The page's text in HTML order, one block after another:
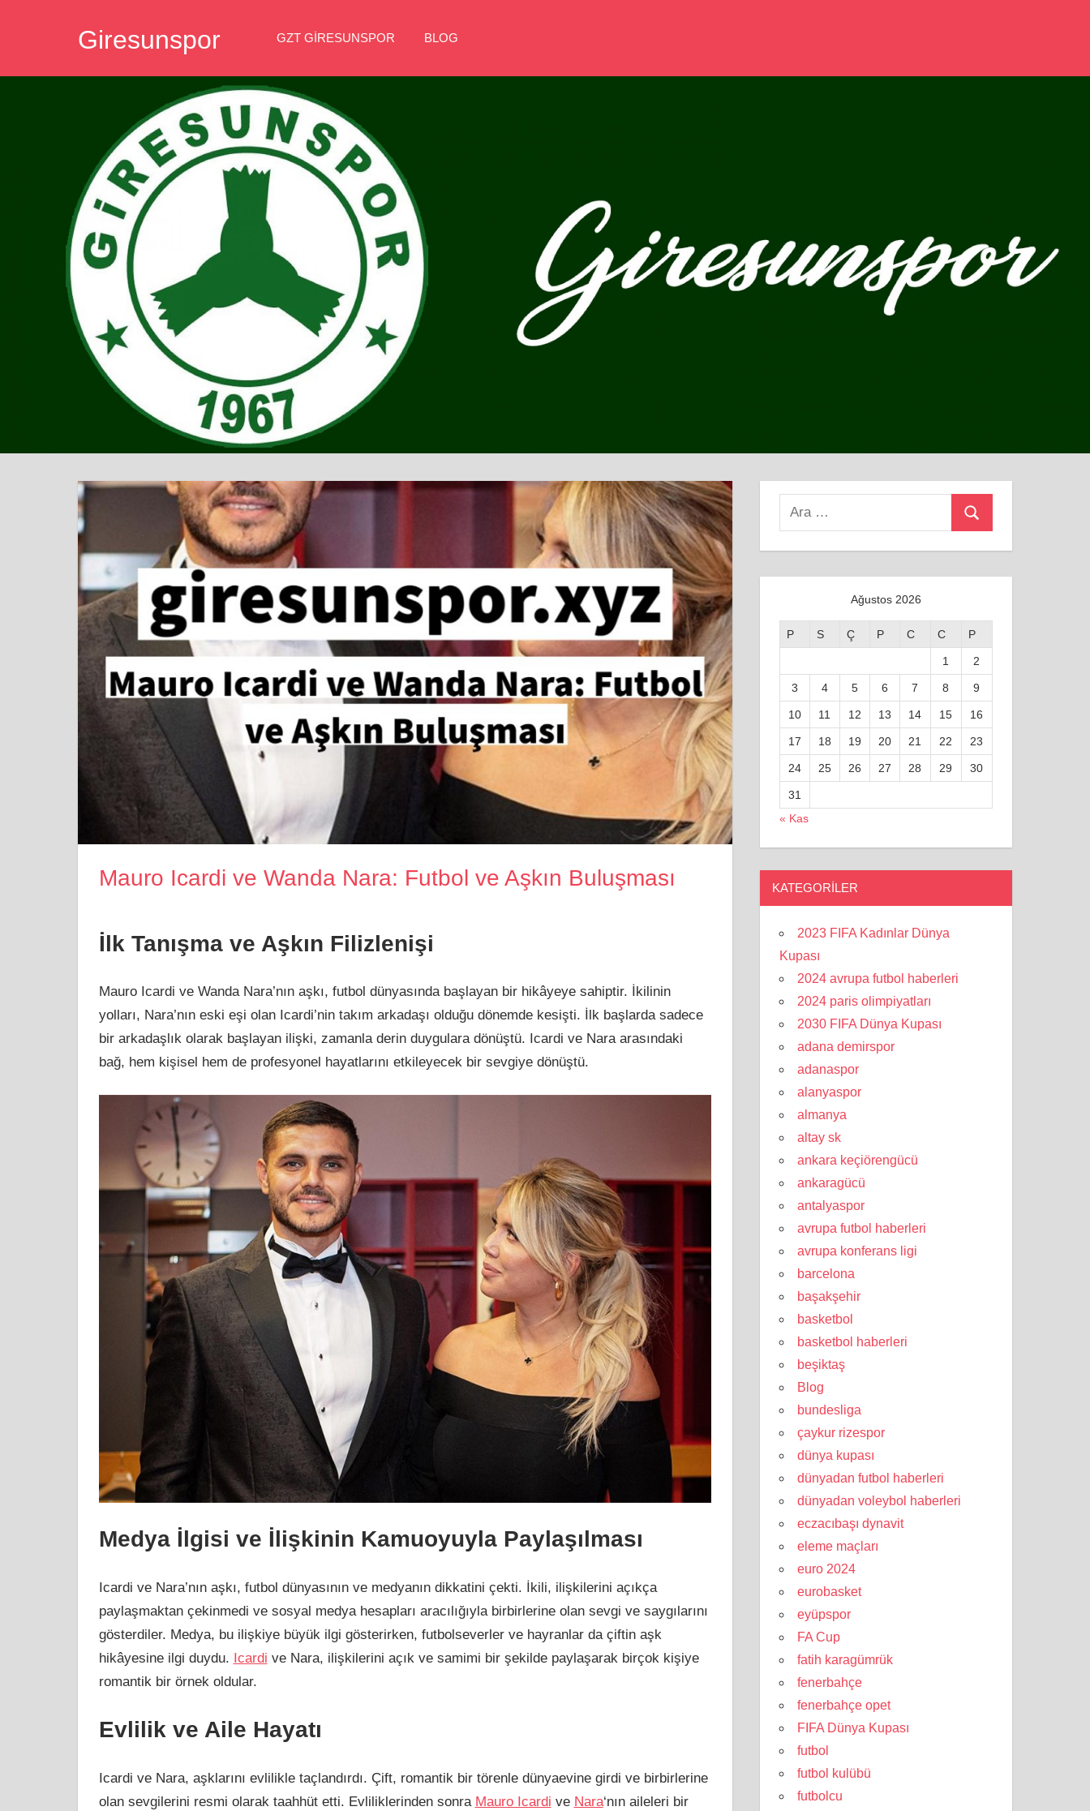
Giresunspor GZT GIRESUNSPOR BLOG
Mauro Icardi ve Wanda Nara: Futbol ve Aşkın Buluşması
İlk Tanışma ve Aşkın Filizlenişi
Mauro Icardi ve Wanda Nara’nın aşkı, futbol dünyasında başlayan bir hikâyeye sahiptir. İkilinin
yolları, Nara’nın eski eşi olan Icardi’nin takım arkadaşı olduğu dönemde kesişti. İlk başlarda sadece
bir arkadaşlık olarak başlayan ilişki, zamanla derin duygulara dönüştü. Icardi ve Nara arasındaki
bağ, hem kişisel hem de profesyonel hayatlarını etkileyecek bir sevgiye dönüştü.
Medya İlgisi ve İlişkinin Kamuoyuyla Paylaşılması
Icardi ve Nara’nın aşkı, futbol dünyasının ve medyanın dikkatini çekti. İkili, ilişkilerini açıkça
paylaşmaktan çekinmedi ve sosyal medya hesapları aracılığıyla birbirlerine olan sevgi ve saygılarını
gösterdiler. Medya, bu ilişkiye büyük ilgi gösterirken, futbolseverler ve hayranlar da çiftin aşk
hikâyesine ilgi duydu. Icardi ve Nara, ilişkilerini açık ve samimi bir şekilde paylaşarak birçok kişiye
romantik bir örnek oldular.
Evlilik ve Aile Hayatı
Icardi ve Nara, aşklarını evlilikle taçlandırdı. Çift, romantik bir törenle dünyaevine girdi ve birbirlerine
olan sevgilerini resmi olarak taahhüt etti. Evliliklerinden sonra Mauro Icardi ve Nara‘nın aileleri bir
Search
Ara
Ağustos 2026
P S Ç P C C P
1 2
3 4 5 6 7 8 9
10 11 12 13 14 15 16
17 18 19 20 21 22 23
24 25 26 27 28 29 30
31
« Kas
KATEGORILER
2023 FIFA Kadınlar Dünya
Kupası
2024 avrupa futbol haberleri
2024 paris olimpiyatları
2030 FIFA Dünya Kupası
adana demirspor
adanaspor
alanyaspor
almanya
altay sk
ankara keçiörengücü
ankaragücü
antalyaspor
avrupa futbol haberleri
avrupa konferans ligi
barcelona
başakşehir
basketbol
basketbol haberleri
beşiktaş
Blog
bundesliga
çaykur rizespor
dünya kupası
dünyadan futbol haberleri
dünyadan voleybol haberleri
eczacıbaşı dynavit
eleme maçları
euro 2024
eurobasket
eyüpspor
FA Cup
fatih karagümrük
fenerbahçe
fenerbahçe opet
FIFA Dünya Kupası
futbol
futbol kulübü
futbolcu